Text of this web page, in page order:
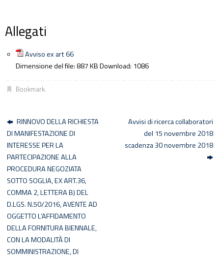
Allegati
Avviso ex art 66
Dimensione del file:887 KBDownload: 1086
Bookmark.
RINNOVO DELLA RICHIESTA
DI MANIFESTAZIONE DI
INTERESSE PER LA
PARTECIPAZIONE ALLA
PROCEDURA NEGOZIATA
SOTTO SOGLIA, EX ART.36,
COMMA 2, LETTERA B) DEL
D.LGS. N.50/2016, AVENTE AD
OGGETTO L’AFFIDAMENTO
DELLA FORNITURA BIENNALE,
CON LA MODALITÀ DI
SOMMINISTRAZIONE, DI
Avvisi di ricerca collaboratori
del 15 novembre 2018
scadenza 30 novembre 2018